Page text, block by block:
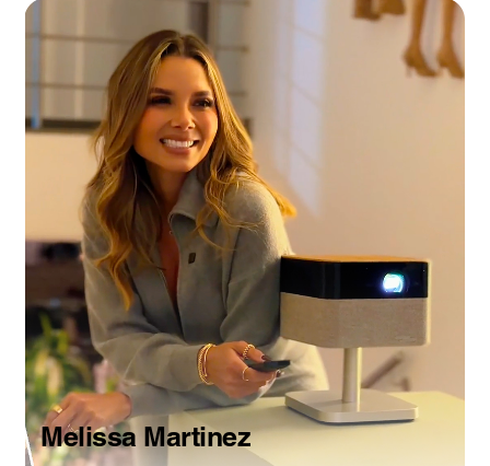
Melissa Martinez